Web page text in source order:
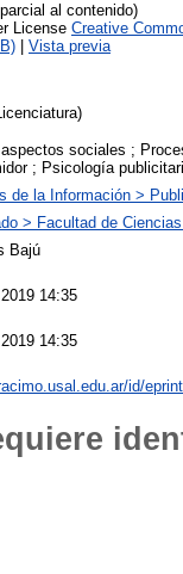
al contenido)
License Creative
Vista previa
aspectos sociales ;
; Psicología
de la Información >
> Facultad de
Bajú
14:35
14:35
id/